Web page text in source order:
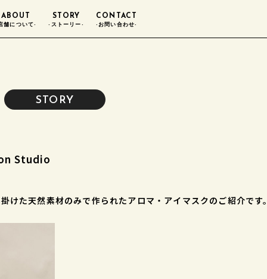
ABOUT
舗について-
STORY
-ストーリー-
CONTACT
-お問い合わせ-
STORY
Studio
た天然素材のみで作られたアロマ・アイマスクのご紹介です。